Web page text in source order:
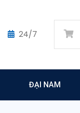
24/7
ĐẠI NAM